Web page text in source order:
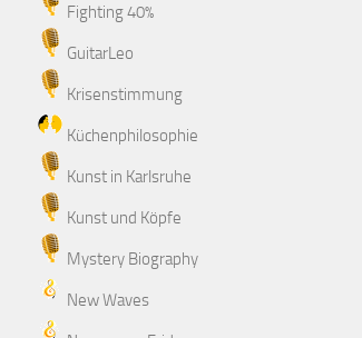
Fighting 40%
GuitarLeo
Krisenstimmung
Küchenphilosophie
Kunst in Karlsruhe
Kunst und Köpfe
Mystery Biography
New Waves